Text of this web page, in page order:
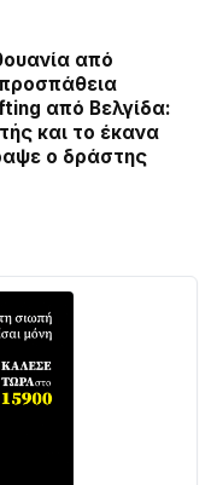
από
από Βελγίδα:
και το έκανα
ο δράστης